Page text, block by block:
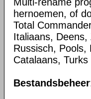
hernoemen, of
Total
Italiaans,
Russisch, Pools,
Catalaans,
Bestandsbeheer